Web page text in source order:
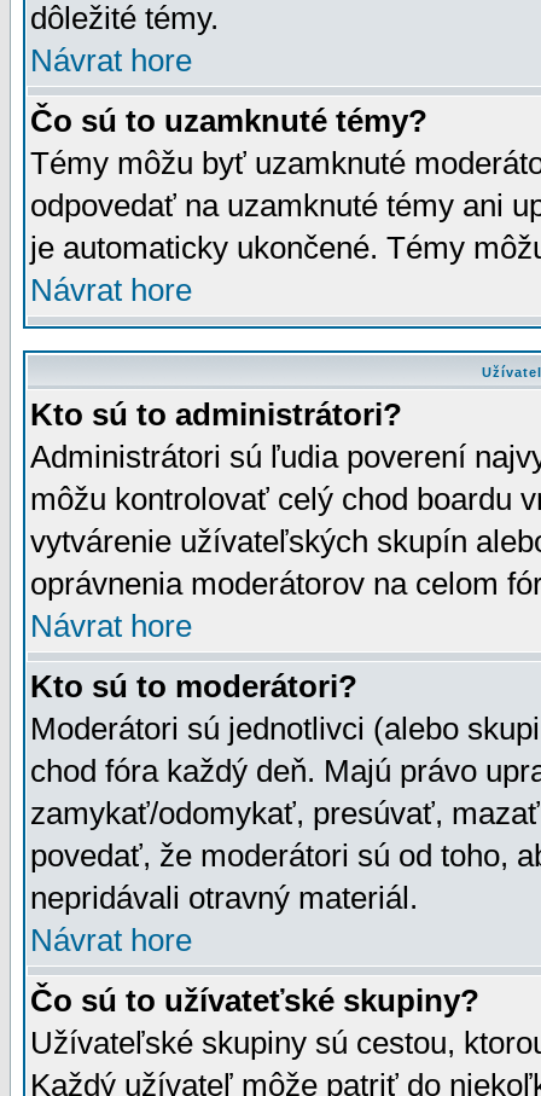
dôležité témy.
Návrat hore
Čo sú to uzamknuté témy?
Témy môžu byť uzamknuté
odpovedať na uzamknuté témy ani
je automaticky ukončené. Témy
Návrat hore
Kto sú to administrátori?
Administrátori sú ľudia poverení
môžu kontrolovať celý chod boardu
vytvárenie užívateľských skupín
oprávnenia moderátorov na celom
Návrat hore
Kto sú to moderátori?
Moderátori sú jednotlivci (alebo
chod fóra každý deň. Majú právo
zamykať/odomykať, presúvať,
povedať, že moderátori sú od toho,
nepridávali otravný materiál.
Návrat hore
Čo sú to užívateťské skupiny?
Užívateľské skupiny sú cestou,
Každý užívateľ môže patriť do